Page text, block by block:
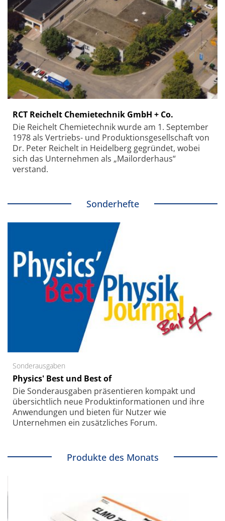
RCT Reichelt Chemietechnik GmbH + Co.
Die Reichelt Chemietechnik wurde am 1. September
1978 als Vertriebs- und Produktionsgesellschaft von
Dr. Peter Reichelt in Heidelberg gegründet, wobei
sich das Unternehmen als „Mailorderhaus“
verstand.
Sonderhefte
Sonderausgaben
Physics' Best und Best of
Die Sonder­ausgaben präsentieren kompakt und
übersichtlich neue Produkt­informationen und ihre
Anwendungen und bieten für Nutzer wie
Unternehmen ein zusätzliches Forum.
Produkte des Monats